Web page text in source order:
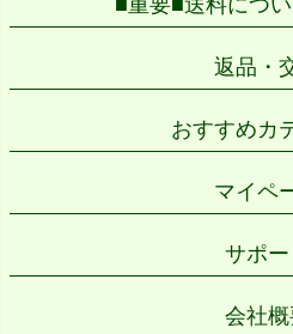
■重要■送料につ
返品・
おすすめカ
マイペ
サポー
会社